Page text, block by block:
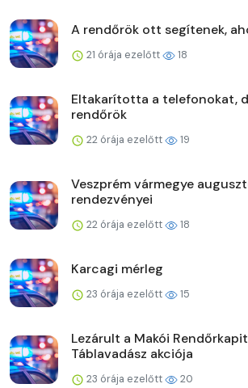
A rendőrök ott segítenek,
21 órája ezelőtt 18
Eltakarította a telefonokat,
rendőrök
22 órája ezelőtt 19
Veszprém vármegye
rendezvényei
22 órája ezelőtt 18
Karcagi mérleg
23 órája ezelőtt 15
Lezárult a Makói
Táblavadász akciója
23 órája ezelőtt 20